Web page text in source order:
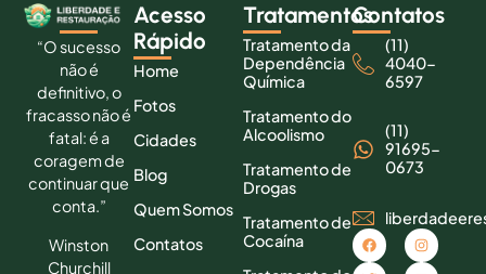
“O sucesso
não é
definitivo, o
fracasso não é
fatal: é a
coragem de
continuar que
conta.”
Winston
Churchill
Acesso
Rápido
Home
Fotos
Cidades
Blog
Quem Somos
Contatos
Tratamentos
Tratamento da
Dependência
Química
Tratamento do
Alcoolismo
Tratamento de
Drogas
Tratamento de
Cocaína
Contatos
(11)
4040-
6597
(11)
91695-
0673